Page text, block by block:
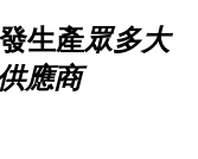
生產眾多大
應商